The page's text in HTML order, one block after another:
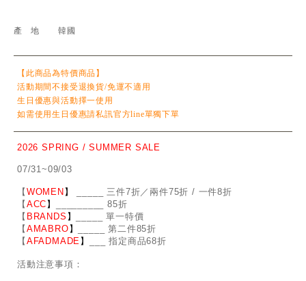
產地韓國
【此商品為特價商品】
活動期間不接受退換貨/免運不適用
生日優惠與活動擇一使用
如需使用生日優惠請私訊官方line單獨下單
2026 SPRING / SUMMER SALE
07/31~09/03
【 WOMEN 】
___ 三件7折／兩件75折 / 一件8折
【 ACC 】
____ 85折
【 BRANDS 】
_ 單一特價
【 AMABRO 】
_ 第二件85折
【 AFADMADE 】 ___ 指定商品68折
活動注意事項：